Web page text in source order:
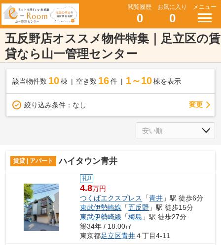
閲覧履歴
0
お気に入り
0
メニュー
五反野店オススメ物件特集｜足立区の賃
貸なら山一管理センター
該当物件数 10棟 空き数 16 件 1～10 棟を表示
絞り込み条件： なし 変更
賃貸 | アパート ハイタウン青井
礼0
4.8万円
つくばエクスプレス
「青井 」駅 徒歩6分
東武伊勢崎線 「五反野 」駅 徒歩15分
東武伊勢崎線 「梅島 」駅 徒歩27分
築34年 / 18.00㎡
東京都足立区青井４丁目4-11